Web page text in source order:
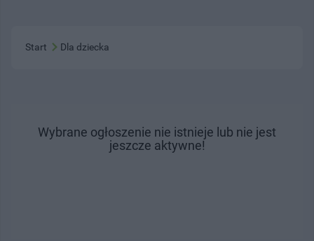
Start Dla dziecka
Wybrane ogłoszenie nie istnieje lub nie jest
jeszcze aktywne!